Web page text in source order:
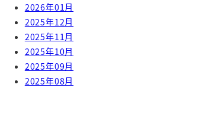
2026年01月
2025年12月
2025年11月
2025年10月
2025年09月
2025年08月